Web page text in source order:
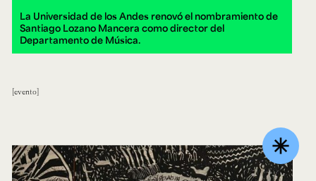
La Universidad de los Andes renovó el nombramiento de
Santiago Lozano Mancera como director del
Departamento de Música.
evento
asterisk